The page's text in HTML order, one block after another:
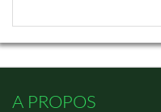
A PROPOS